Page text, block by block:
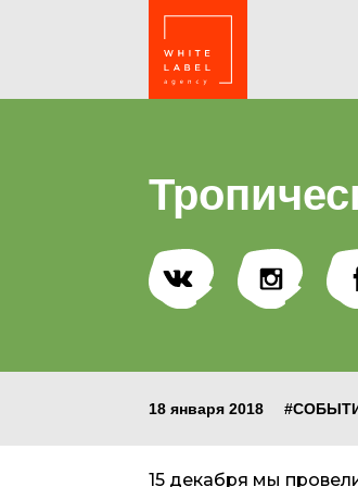
18 января 2018
15 декабря мы